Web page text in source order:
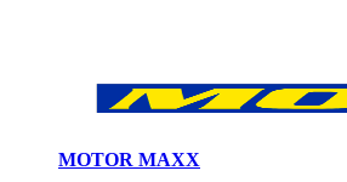
MOTOR MAXX